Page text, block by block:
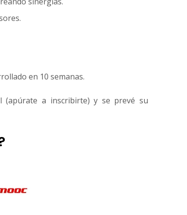
en 10 semanas.
(apúrate a inscribirte) y se prevé su